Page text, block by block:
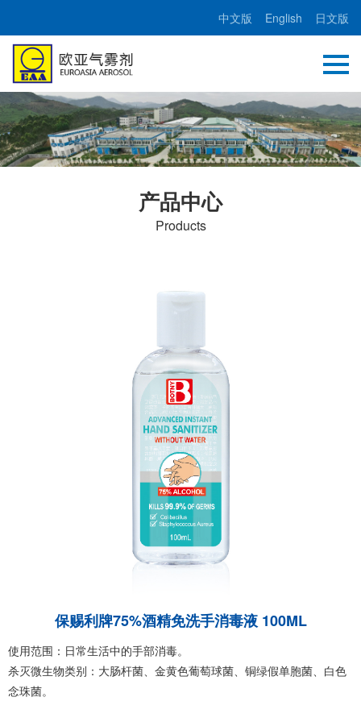
中文版 English 日文版
产品中心
Products
保赐利牌75%酒精免洗手消毒液 100ML
使用范围：日常生活中的手部消毒。
杀灭微生物类别：大肠杆菌、金黄色葡萄球菌、铜绿假单胞菌、白色
念珠菌。